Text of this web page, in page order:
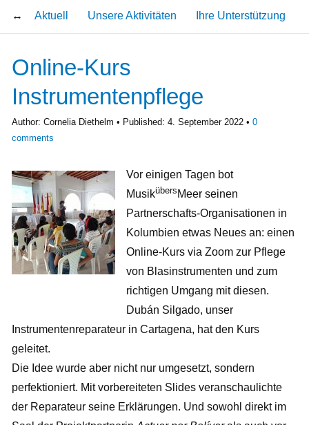
Aktuell Unsere Aktivitäten Ihre Unterstützung
Online-Kurs
Instrumentenpflege
Author: Cornelia Diethelm Published: 4. September 2022
0
comments
Vor einigen Tagen bot
Musikübers Meer seinen
Partnerschafts-Organisationen in
Kolumbien etwas Neues an: einen
Online-Kurs via Zoom zur Pflege
von Blasinstrumenten und zum
richtigen Umgang mit diesen.
Dubán Silgado, unser
Instrumentenreparateur in Cartagena, hat den Kurs
geleitet.
Die Idee wurde aber nicht nur umgesetzt, sondern
perfektioniert. Mit vorbereiteten Slides veranschaulichte
der Reparateur seine Erklärungen. Und sowohl direkt im